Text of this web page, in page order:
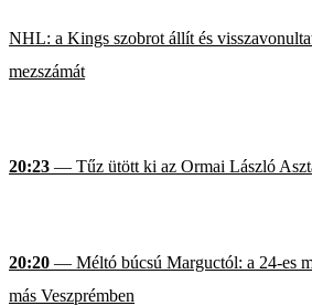
NHL: a Kings szobrot állít és
mezszámát
20:23 — Tűz ütött ki az Ormai László
20:20 — Méltó búcsú Marguctól: a 24-es
más Veszprémben